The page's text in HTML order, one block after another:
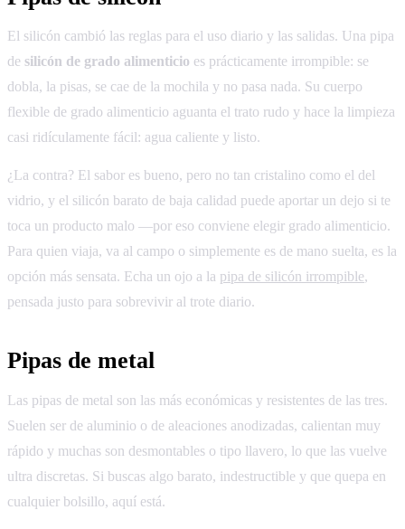
El silicón cambió las reglas para el uso diario y las salidas. Una pipa
de silicón de grado alimenticio es prácticamente irrompible: se
dobla, la pisas, se cae de la mochila y no pasa nada. Su cuerpo
flexible de grado alimenticio aguanta el trato rudo y hace la limpieza
casi ridículamente fácil: agua caliente y listo.
¿La contra? El sabor es bueno, pero no tan cristalino como el del
vidrio, y el silicón barato de baja calidad puede aportar un dejo si te
toca un producto malo —por eso conviene elegir grado alimenticio.
Para quien viaja, va al campo o simplemente es de mano suelta, es la
opción más sensata. Echa un ojo a la pipa de silicón irrompible,
pensada justo para sobrevivir al trote diario.
Pipas de metal
Las pipas de metal son las más económicas y resistentes de las tres.
Suelen ser de aluminio o de aleaciones anodizadas, calientan muy
rápido y muchas son desmontables o tipo llavero, lo que las vuelve
ultra discretas. Si buscas algo barato, indestructible y que quepa en
cualquier bolsillo, aquí está.